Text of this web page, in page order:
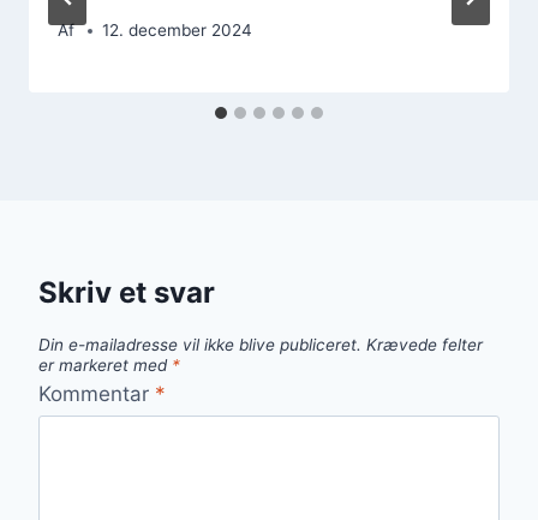
Af 12. december 2024
Skriv et svar
Din e-mailadresse vil ikke blive publiceret. Krævede felter
er markeret med *
Kommentar *